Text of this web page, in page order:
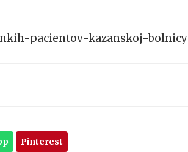
pacientov-kazanskoj-bolnicy
Pinterest